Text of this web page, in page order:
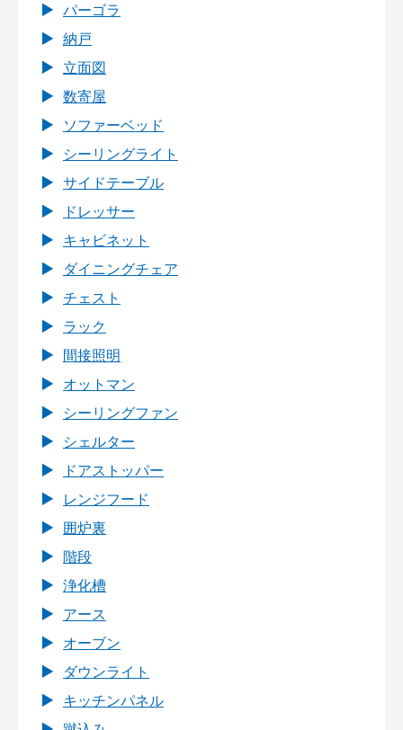
パーゴラ
納戸
立面図
数寄屋
ソファーベッド
シーリングライト
サイドテーブル
ドレッサー
キャビネット
ダイニングチェア
チェスト
ラック
間接照明
オットマン
シーリングファン
シェルター
ドアストッパー
レンジフード
囲炉裏
階段
浄化槽
アース
オーブン
ダウンライト
キッチンパネル